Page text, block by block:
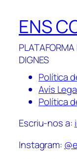
ENS
DIGNES
Política
Avís
Política
Escriu-nos a:
Instagram: